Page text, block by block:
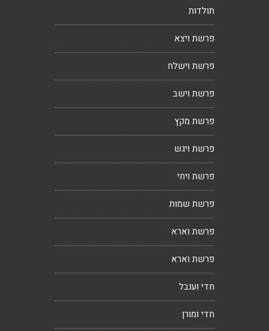
תולדות
פרשת ויצא
פרשת וישלח
פרשת וישב
פרשת מקץ
פרשת ויגש
פרשת ויחי
פרשת שמות
פרשת וארא
פרשת וארא
חדי וענבל
חדי ומורן